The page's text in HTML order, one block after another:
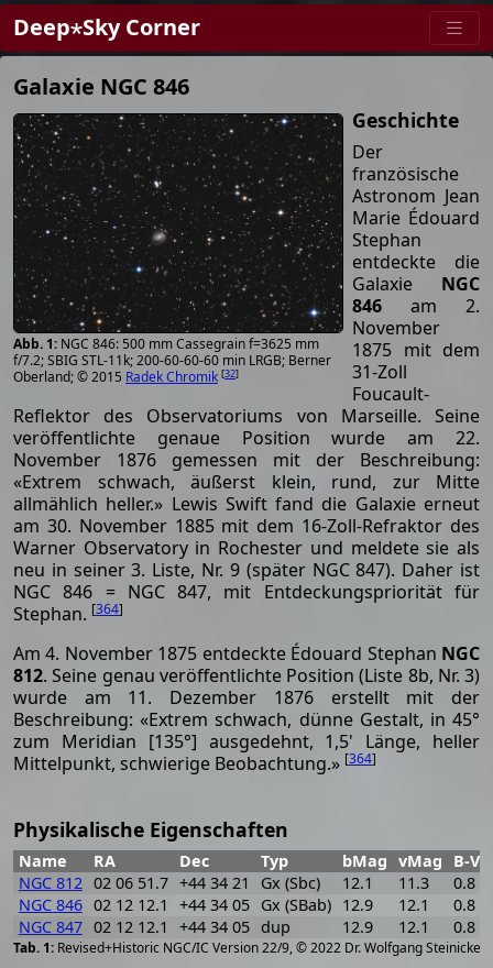
Deep⋆Sky Corner
Galaxie NGC 846
NGC 846: 500 mm Cassegrain f=3625 mm
f/7.2; SBIG STL-11k; 200-60-60-60 min LRGB; Berner
Oberland; © 2015 Radek Chromik [32]
Geschichte
Der
französische
Astronom Jean
Marie Édouard
Stephan
entdeckte die
Galaxie NGC
846 am 2.
November
1875 mit dem
31-Zoll
Foucault-
Reflektor des Observatoriums von Marseille. Seine
veröffentlichte genaue Position wurde am 22.
November 1876 gemessen mit der Beschreibung:
«Extrem schwach, äußerst klein, rund, zur Mitte
allmählich heller.» Lewis Swift fand die Galaxie erneut
am 30. November 1885 mit dem 16-Zoll-Refraktor des
Warner Observatory in Rochester und meldete sie als
neu in seiner 3. Liste, Nr. 9 (später NGC 847). Daher ist
NGC 846 = NGC 847, mit Entdeckungspriorität für
Stephan. [364]
Am 4. November 1875 entdeckte Édouard Stephan NGC
812. Seine genau veröffentlichte Position (Liste 8b, Nr. 3)
wurde am 11. Dezember 1876 erstellt mit der
Beschreibung: «Extrem schwach, dünne Gestalt, in 45°
zum Meridian [135°] ausgedehnt, 1,5' Länge, heller
Mittelpunkt, schwierige Beobachtung.» [364]
Physikalische Eigenschaften
Revised+Historic NGC/IC Version 22/9, © 2022 Dr. Wolfgang Steinicke
Name RA Dec Typ bMag vMag B-V
NGC 812 02 06 51.7 +44 34 21 Gx (Sbc) 12.1 11.3 0.8
NGC 846 02 12 12.1 +44 34 05 Gx (SBab) 12.9 12.1 0.8
NGC 847 02 12 12.1 +44 34 05 dup 12.9 12.1 0.8